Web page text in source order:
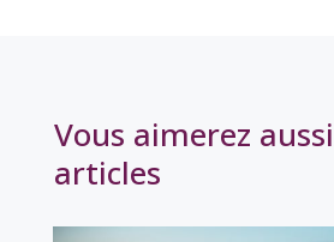
Vous aimerez
articles